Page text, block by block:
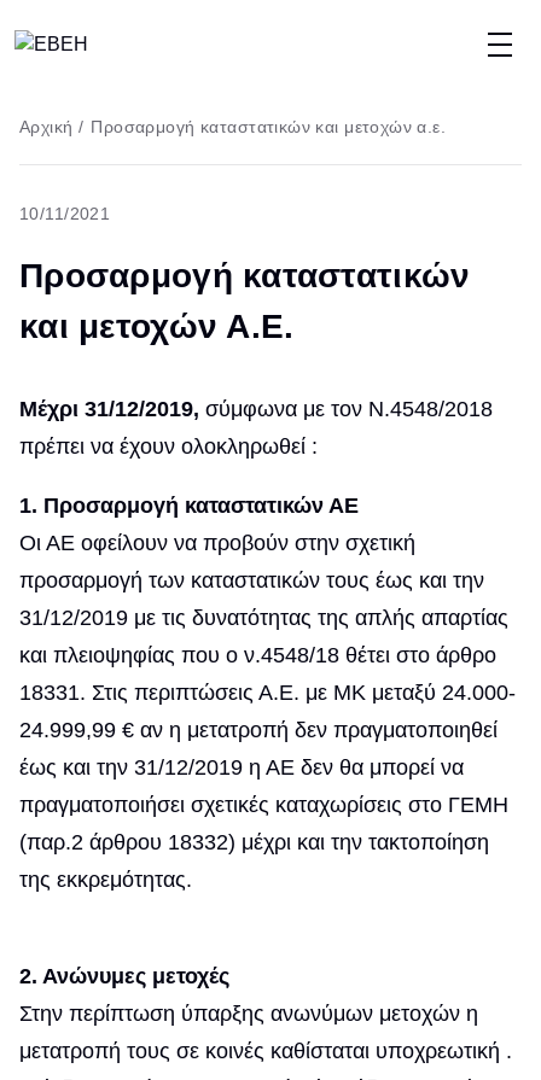
προς
κυρίως
περιεχόμενο
Breadcrumb
Αρχική / Προσαρμογή καταστατικών και μετοχών α.ε.
10/11/2021
Προσαρμογή καταστατικών
και μετοχών Α.Ε.
Μέχρι 31/12/2019, σύμφωνα με τον Ν.4548/2018
πρέπει να έχουν ολοκληρωθεί :
1. Προσαρμογή καταστατικών ΑΕ
Οι ΑΕ οφείλουν να προβούν στην σχετική
προσαρμογή των καταστατικών τους έως και την
31/12/2019 με τις δυνατότητας της απλής απαρτίας
και πλειοψηφίας που ο ν.4548/18 θέτει στο άρθρο
18331. Στις περιπτώσεις Α.Ε. με ΜΚ μεταξύ 24.000-
24.999,99 € αν η μετατροπή δεν πραγματοποιηθεί
έως και την 31/12/2019 η ΑΕ δεν θα μπορεί να
πραγματοποιήσει σχετικές καταχωρίσεις στο ΓΕΜΗ
(παρ.2 άρθρου 18332) μέχρι και την τακτοποίηση
της εκκρεμότητας.
2. Ανώνυμες μετοχές
Στην περίπτωση ύπαρξης ανωνύμων μετοχών η
μετατροπή τους σε κοινές καθίσταται υποχρεωτική .